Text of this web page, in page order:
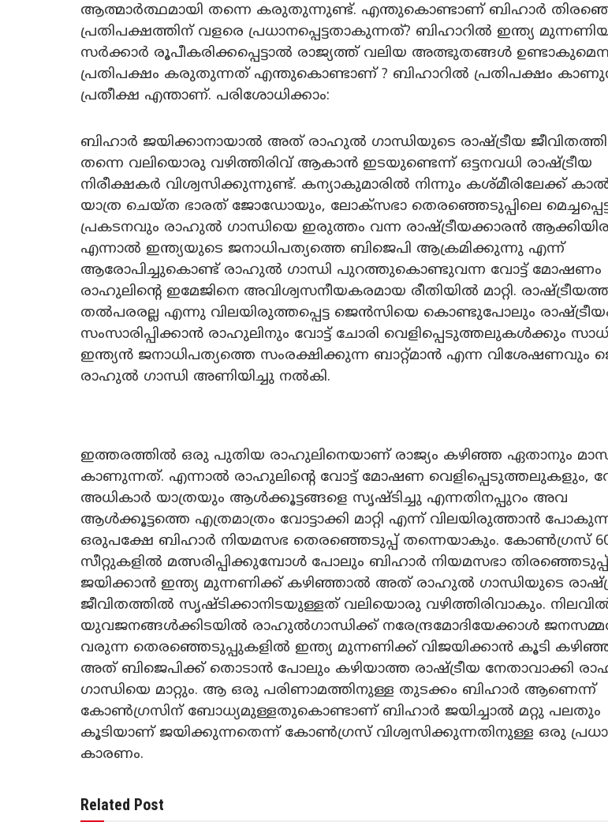
ആത്മാർത്ഥമായി തന്നെ കരുതുന്നുണ്ട്. എന്തുകൊണ്ടാണ് ബിഹാർ
പ്രതിപക്ഷത്തിന് വളരെ പ്രധാനപ്പെട്ടതാകുന്നത്? ബിഹാറിൽ ഇന്ത്യ
സർക്കാർ രൂപീകരിക്കപ്പെട്ടാൽ രാജ്യത്ത് വലിയ അത്ഭുതങ്ങൾ
പ്രതിപക്ഷം കരുതുന്നത് എന്തുകൊണ്ടാണ് ? ബിഹാറിൽ പ്രതിപക്ഷം
പ്രതീക്ഷ എന്താണ്. പരിശോധിക്കാം:
ബിഹാർ ജയിക്കാനായാൽ അത് രാഹുൽ ഗാന്ധിയുടെ രാഷ്ട്രീയ
തന്നെ വലിയൊരു വഴിത്തിരിവ് ആകാൻ ഇടയുണ്ടെന്ന് ഒട്ടനവധി രാഷ്ട്രീയ
നിരീക്ഷകർ വിശ്വസിക്കുന്നുണ്ട്. കന്യാകുമാരിൽ നിന്നും കശ്മീരിലേക്ക്
യാത്ര ചെയ്ത ഭാരത് ജോഡോയും, ലോക്സഭാ തെരഞ്ഞെടുപ്പിലെ
പ്രകടനവും രാഹുൽ ഗാന്ധിയെ ഇരുത്തം വന്ന രാഷ്ട്രീയക്കാരൻ
എന്നാൽ ഇന്ത്യയുടെ ജനാധിപത്യത്തെ ബിജെപി ആക്രമിക്കുന്നു എന്ന്
ആരോപിച്ചുകൊണ്ട് രാഹുൽ ഗാന്ധി പുറത്തുകൊണ്ടുവന്ന വോട്ട് മോഷണം
രാഹുലിന്റെ ഇമേജിനെ അവിശ്വസനീയകരമായ രീതിയിൽ മാറ്റി.
തൽപരരല്ല എന്നു വിലയിരുത്തപ്പെട്ട ജെൻസിയെ കൊണ്ടുപോലും
സംസാരിപ്പിക്കാൻ രാഹുലിനും വോട്ട് ചോരി വെളിപ്പെടുത്തലുകൾക്കും
ഇന്ത്യൻ ജനാധിപത്യത്തെ സംരക്ഷിക്കുന്ന ബാറ്റ്മാൻ എന്ന വിശേഷണവും
രാഹുൽ ഗാന്ധി അണിയിച്ചു നൽകി.
ഇത്തരത്തിൽ ഒരു പുതിയ രാഹുലിനെയാണ് രാജ്യം കഴിഞ്ഞ ഏതാനും
കാണുന്നത്. എന്നാൽ രാഹുലിന്റെ വോട്ട് മോഷണ വെളിപ്പെടുത്തലുകളും,
അധികാർ യാത്രയും ആൾക്കൂട്ടങ്ങളെ സൃഷ്ടിച്ചു എന്നതിനപ്പുറം അവ
ആൾക്കൂട്ടത്തെ എത്രമാത്രം വോട്ടാക്കി മാറ്റി എന്ന് വിലയിരുത്താൻ
ഒരുപക്ഷേ ബിഹാർ നിയമസഭ തെരഞ്ഞെടുപ്പ് തന്നെയാകും. കോൺഗ്രസ്
സീറ്റുകളിൽ മത്സരിപ്പിക്കുമ്പോൾ പോലും ബിഹാർ നിയമസഭാ തിരഞ്ഞെടുപ്പ്
ജയിക്കാൻ ഇന്ത്യ മുന്നണിക്ക് കഴിഞ്ഞാൽ അത് രാഹുൽ ഗാന്ധിയുടെ
ജീവിതത്തിൽ സൃഷ്ടിക്കാനിടയുള്ളത് വലിയൊരു വഴിത്തിരിവാകും.
യുവജനങ്ങൾക്കിടയിൽ രാഹുൽഗാന്ധിക്ക് നരേന്ദ്രമോദിയേക്കാൾ
വരുന്ന തെരഞ്ഞെടുപ്പുകളിൽ ഇന്ത്യ മുന്നണിക്ക് വിജയിക്കാൻ കൂടി
അത് ബിജെപിക്ക് തൊടാൻ പോലും കഴിയാത്ത രാഷ്ട്രീയ നേതാവാക്കി
ഗാന്ധിയെ മാറ്റും. ആ ഒരു പരിണാമത്തിനുള്ള തുടക്കം ബിഹാർ ആണെന്ന്
കോൺഗ്രസിന് ബോധ്യമുള്ളതുകൊണ്ടാണ് ബിഹാർ ജയിച്ചാൽ മറ്റു പലതും
കൂടിയാണ് ജയിക്കുന്നതെന്ന് കോൺഗ്രസ് വിശ്വസിക്കുന്നതിനുള്ള ഒരു
കാരണം.
Related Post